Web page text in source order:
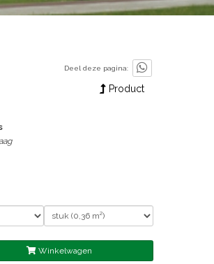
Deel deze pagina:
Product
Winkelwagen